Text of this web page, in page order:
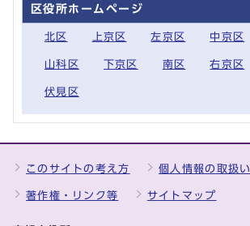
区役所ホームページ
北区 上京区 左京区 中京区
山科区 下京区 南区 右京区
伏見区
このサイトの考え方 個人情報の取扱い
著作権・リンク等 サイトマップ